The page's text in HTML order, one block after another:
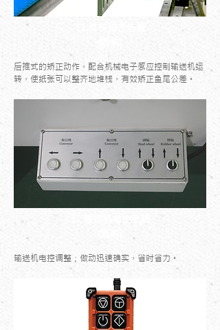
11.堆栈拍齐装置
后推式的矫正动作，配合机械电子感应控制输送机运
转，使纸张可以整齐地堆栈，有效矫正鱼尾公差。
12.输送机电控系统
输送机电控调整；做动迅速确实，省时省力。